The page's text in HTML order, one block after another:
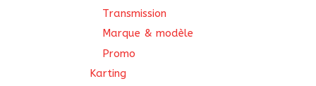
Transmission
Marque & modèle
Promo
Karting